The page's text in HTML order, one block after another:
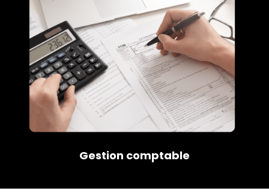
Gestion comptable